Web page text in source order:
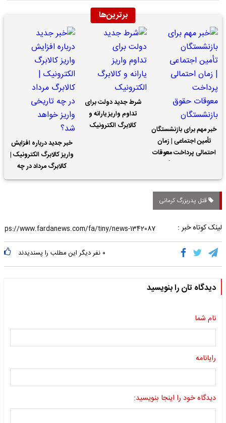
برترین‌ها
خبر مهم برای بازنشستگان
تأمین اجتماعی | زمان
احتمالی پرداخت معوقات
شرط جدید دولت برای
تداوم واریز یارانه و
کالابرگ الکترونیک
خبر جدید درباره افزایش
واریز کالابرگ الکترونیک |
کالابرگ مرداد در چه
تاریخی واریز خواهد شد؟
قتل پدربزرگ کرمانی
لینک کوتاه خبر :
۰ نفر دیگر این مطلب را پسندیدند
دیدگاه تان را بنویسید
نام شما
رایانامه
دیدگاه خود را اینجا بنویسید: